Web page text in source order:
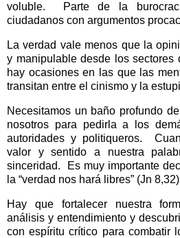
voluble.
Parte de la
ciudadanos con argumentos
La verdad vale menos que la
y manipulable desde los sectores
hay ocasiones en las que las
transitan entre el cinismo y la
Necesitamos un baño profundo
nosotros para pedirla a los
autoridades y politiqueros.
valor y sentido a nuestra
sinceridad.
Es muy importante
la “verdad nos hará libres” (Jn 8,32)
Hay que fortalecer nuestra
análisis y entendimiento y
con espíritu crítico para combatir